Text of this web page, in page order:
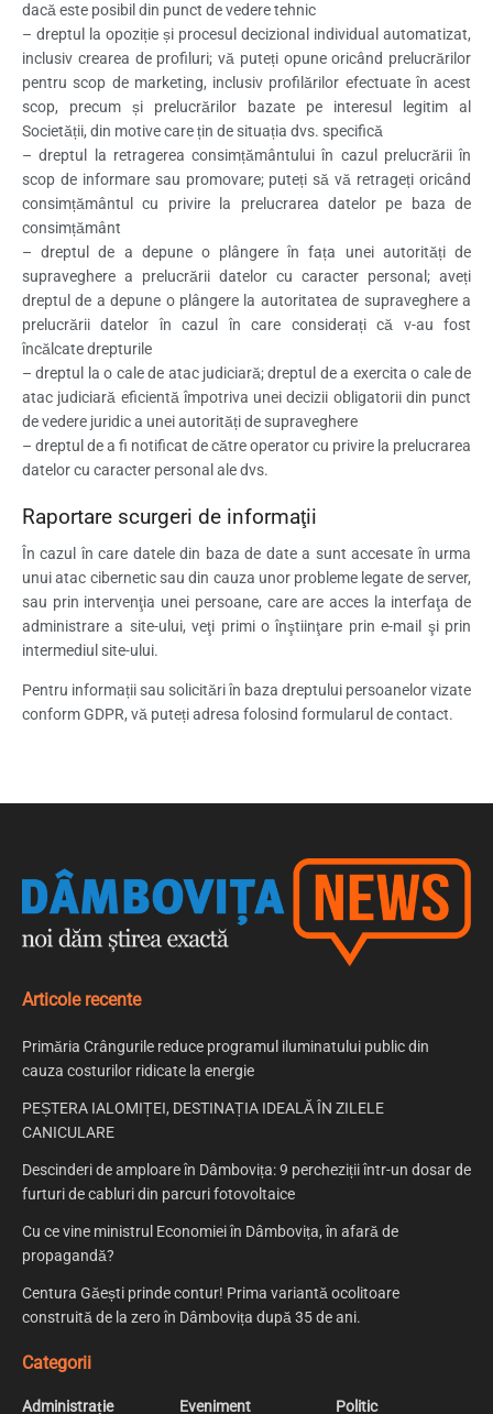
dacă este posibil din punct de vedere tehnic
– dreptul la opoziție și procesul decizional individual automatizat,
inclusiv crearea de profiluri; vă puteți opune oricând prelucrărilor
pentru scop de marketing, inclusiv profilărilor efectuate în acest
scop, precum și prelucrărilor bazate pe interesul legitim al
Societății, din motive care țin de situația dvs. specifică
– dreptul la retragerea consimțământului în cazul prelucrării în
scop de informare sau promovare; puteți să vă retrageți oricând
consimțământul cu privire la prelucrarea datelor pe baza de
consimțământ
– dreptul de a depune o plângere în fața unei autorități de
supraveghere a prelucrării datelor cu caracter personal; aveți
dreptul de a depune o plângere la autoritatea de supraveghere a
prelucrării datelor în cazul în care considerați că v-au fost
încălcate drepturile
– dreptul la o cale de atac judiciară; dreptul de a exercita o cale de
atac judiciară eficientă împotriva unei decizii obligatorii din punct
de vedere juridic a unei autorități de supraveghere
– dreptul de a fi notificat de către operator cu privire la prelucrarea
datelor cu caracter personal ale dvs.
Raportare scurgeri de informaţii
În cazul în care datele din baza de date a sunt accesate în urma
unui atac cibernetic sau din cauza unor probleme legate de server,
sau prin intervenţia unei persoane, care are acces la interfaţa de
administrare a site-ului, veţi primi o înştiinţare prin e-mail şi prin
intermediul site-ului.
Pentru informații sau solicitări în baza dreptului persoanelor vizate
conform GDPR, vă puteți adresa folosind formularul de contact.
Articole recente
Primăria Crângurile reduce programul iluminatului public din
cauza costurilor ridicate la energie
PEȘTERA IALOMIȚEI, DESTINAȚIA IDEALĂ ÎN ZILELE
CANICULARE
Descinderi de amploare în Dâmbovița: 9 percheziții într-un dosar de
furturi de cabluri din parcuri fotovoltaice
Cu ce vine ministrul Economiei în Dâmbovița, în afară de
propagandă?
Centura Găești prinde contur! Prima variantă ocolitoare
construită de la zero în Dâmbovița după 35 de ani.
Categorii
Administrație Eveniment Politic